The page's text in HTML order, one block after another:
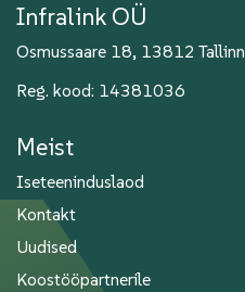
Infralink OÜ
Osmussaare 18, 13812 Tallinn
Reg. kood: 14381036
Meist
Iseteeninduslaod
Kontakt
Uudised
Koostööpartnerile